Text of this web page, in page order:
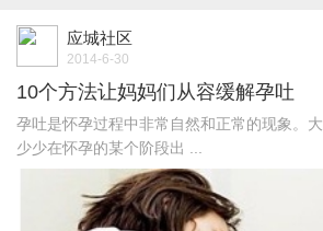
应城社区
2014-6-30
10个方法让妈妈们从容缓解孕吐
孕吐是怀孕过程中非常自然和正常的现象。
少少在怀孕的某个阶段出 ...